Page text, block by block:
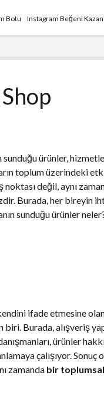
Botu Instagram Beğeni
sunduğu ürünler,
toplum üzerindeki
değil, aynı
Burada, her bireyin
sunduğu ürünler
ifade etmesine
biri. Burada, alışveriş
ürünler
çalışıyor. Sonuç
zamanda bir